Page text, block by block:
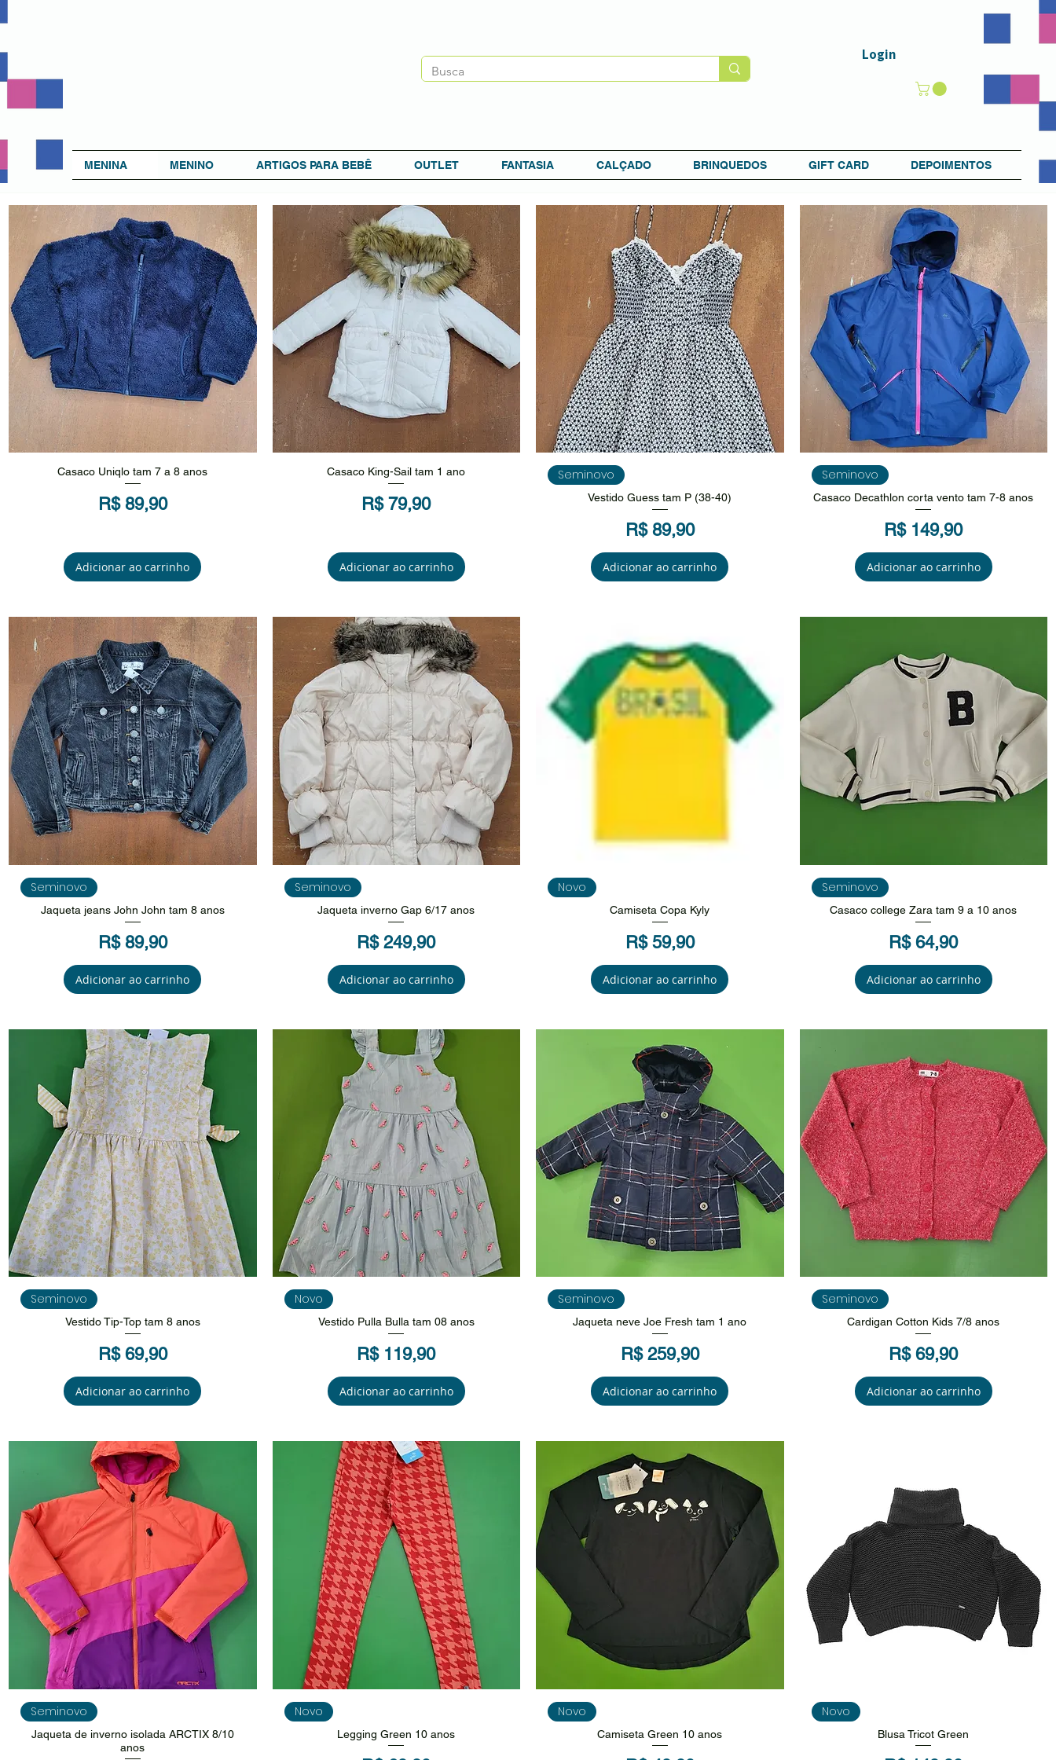
Login
MENINA MENINO ARTIGOS PARA BEBÊ OUTLET FANTASIA CALÇADO BRINQUEDOS GIFT CARD DEPOIMENTOS
Visualização rápida
Casaco Uniqlo tam 7 a 8 anos
Preço
R$ 89,90
Adicionar ao carrinho
Visualização rápida
Casaco King-Sail tam 1 ano
Preço
R$ 79,90
Adicionar ao carrinho
Visualização rápida
Seminovo
Vestido Guess tam P (38-40)
Preço
R$ 89,90
Adicionar ao carrinho
Visualização rápida
Seminovo
Casaco Decathlon corta vento tam 7-8 anos
Preço
R$ 149,90
Adicionar ao carrinho
Visualização rápida
Seminovo
Jaqueta jeans John John tam 8 anos
Preço
R$ 89,90
Adicionar ao carrinho
Visualização rápida
Seminovo
Jaqueta inverno Gap 6/17 anos
Preço
R$ 249,90
Adicionar ao carrinho
Novo
Camiseta Copa Kyly
Preço
R$ 59,90
Adicionar ao carrinho
Visualização rápida
Seminovo
Casaco college Zara tam 9 a 10 anos
Preço
R$ 64,90
Adicionar ao carrinho
Visualização rápida
Seminovo
Vestido Tip-Top tam 8 anos
Preço
R$ 69,90
Adicionar ao carrinho
Novo
Vestido Pulla Bulla tam 08 anos
Preço
R$ 119,90
Adicionar ao carrinho
Visualização rápida
Seminovo
Jaqueta neve Joe Fresh tam 1 ano
Preço
R$ 259,90
Adicionar ao carrinho
Visualização rápida
Seminovo
Cardigan Cotton Kids 7/8 anos
Preço
R$ 69,90
Adicionar ao carrinho
Visualização rápida
Seminovo
Jaqueta de inverno isolada ARCTIX 8/10
anos
Novo
Legging Green 10 anos
Novo
Camiseta Green 10 anos
Novo
Blusa Tricot Green